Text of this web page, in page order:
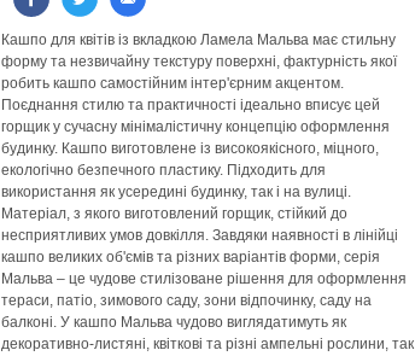
Кашпо для квітів із вкладкою Ламела Мальва має стильну
форму та незвичайну текстуру поверхні, фактурність якої
робить кашпо самостійним інтер'єрним акцентом.
Поєднання стилю та практичності ідеально вписує цей
горщик у сучасну мінімалістичну концепцію оформлення
будинку. Кашпо виготовлене із високоякісного, міцного,
екологічно безпечного пластику. Підходить для
використання як усередині будинку, так і на вулиці.
Матеріал, з якого виготовлений горщик, стійкий до
несприятливих умов довкілля. Завдяки наявності в лінійці
кашпо великих об'ємів та різних варіантів форми, серія
Мальва – це чудове стилізоване рішення для оформлення
тераси, патіо, зимового саду, зони відпочинку, саду на
балконі. У кашпо Мальва чудово виглядатимуть як
декоративно-листяні, квіткові та різні ампельні рослини, так